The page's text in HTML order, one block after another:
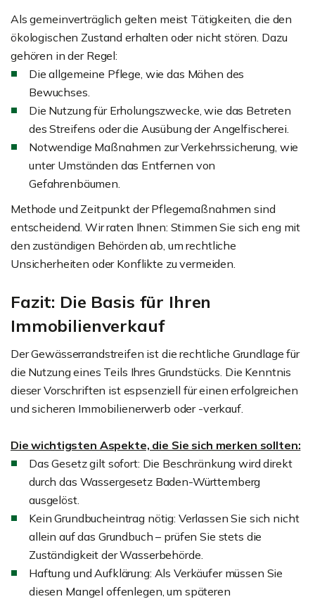
Als gemeinverträglich gelten meist Tätigkeiten, die den
ökologischen Zustand erhalten oder nicht stören. Dazu
gehören in der Regel:
Die allgemeine Pflege, wie das Mähen des
Bewuchses.
Die Nutzung für Erholungszwecke, wie das Betreten
des Streifens oder die Ausübung der Angelfischerei.
Notwendige Maßnahmen zur Verkehrssicherung, wie
unter Umständen das Entfernen von
Gefahrenbäumen.
Methode und Zeitpunkt der Pflegemaßnahmen sind
entscheidend. Wir raten Ihnen: Stimmen Sie sich eng mit
den zuständigen Behörden ab, um rechtliche
Unsicherheiten oder Konflikte zu vermeiden.
Fazit: Die Basis für Ihren
Immobilienverkauf
Der Gewässerrandstreifen ist die rechtliche Grundlage für
die Nutzung eines Teils Ihres Grundstücks. Die Kenntnis
dieser Vorschriften ist espsenziell für einen erfolgreichen
und sicheren Immobilienerwerb oder -verkauf.
Die wichtigsten Aspekte, die Sie sich merken sollten:
Das Gesetz gilt sofort: Die Beschränkung wird direkt
durch das Wassergesetz Baden-Württemberg
ausgelöst.
Kein Grundbucheintrag nötig: Verlassen Sie sich nicht
allein auf das Grundbuch – prüfen Sie stets die
Zuständigkeit der Wasserbehörde.
Haftung und Aufklärung: Als Verkäufer müssen Sie
diesen Mangel offenlegen, um späteren